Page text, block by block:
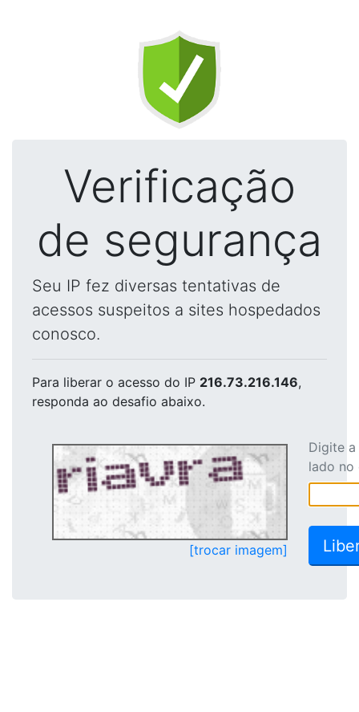
Verificação
de segurança
Seu IP fez diversas tentativas de
acessos suspeitos a sites hospedados
conosco.
Para liberar o acesso do IP 216.73.216.146,
responda ao desafio abaixo.
[trocar imagem]
Digite
lado no